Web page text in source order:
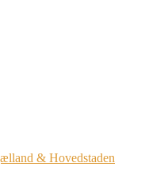
& Hovedstaden